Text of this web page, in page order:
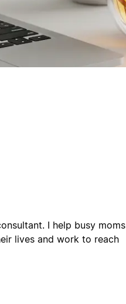
I help busy moms
lives and work to reach